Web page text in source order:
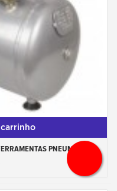
PNEUMÁTICAS